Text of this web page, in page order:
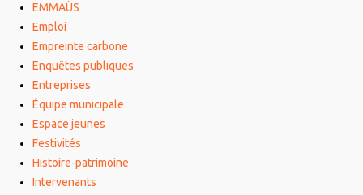
EMMAÜS
Emploi
Empreinte carbone
Enquêtes publiques
Entreprises
Équipe municipale
Espace jeunes
Festivités
Histoire-patrimoine
Intervenants